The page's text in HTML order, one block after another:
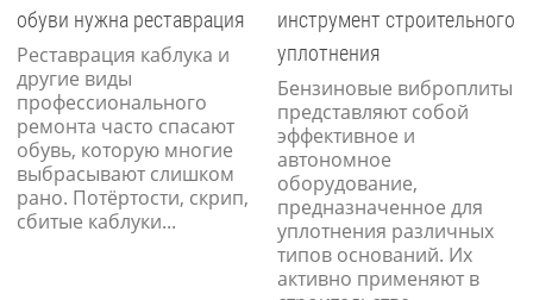
обуви нужна реставрация
Реставрация каблука и
другие виды
профессионального
ремонта часто спасают
обувь, которую многие
выбрасывают слишком
рано. Потёртости, скрип,
сбитые каблуки...
инструмент строительного
уплотнения
Бензиновые виброплиты
представляют собой
эффективное и
автономное
оборудование,
предназначенное для
уплотнения различных
типов оснований. Их
активно применяют в